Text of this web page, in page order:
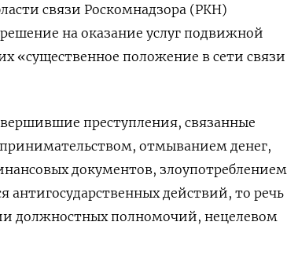
связи Роскомнадзора (РКН)
на оказание услуг подвижной
«существенное положение в сети связи
преступления, связанные
отмыванием денег,
документов, злоупотреблением
антигосударственных действий, то речь
должностных полномочий, нецелевом